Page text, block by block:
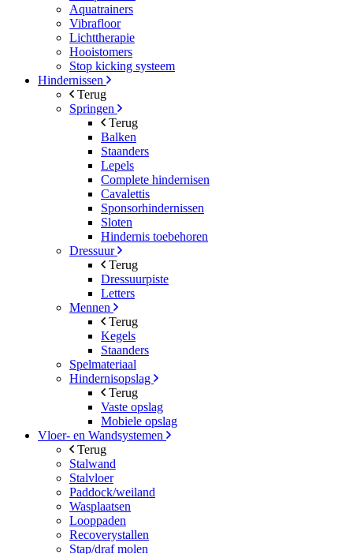
Aquatrainers
Vibrafloor
Lichttherapie
Hooistomers
Stop kicking systeem
Hindernissen
Terug
Springen
Terug
Balken
Staanders
Lepels
Complete hindernisen
Cavalettis
Sponsorhindernissen
Sloten
Hindernis toebehoren
Dressuur
Terug
Dressuurpiste
Letters
Mennen
Terug
Kegels
Staanders
Spelmateriaal
Hindernisopslag
Terug
Vaste opslag
Mobiele opslag
Vloer- en Wandsystemen
Terug
Stalwand
Stalvloer
Paddock/weiland
Wasplaatsen
Looppaden
Recoverystallen
Stap/draf molen